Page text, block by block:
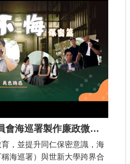
-青廉舞行紀」校園誠信教
活動體現，獲得學子熱烈參
品，剪輯於以「誠」長路上‧
事主軸中，製成合集影片，
、高中、大學學子共同演出，
，熱誠舞動青春活力。
【轉知】海洋委員會海巡署製作廉政微電影《不悔-保密篇》
，並提升同仁保密意識，海
海巡署）與世新大學跨界合